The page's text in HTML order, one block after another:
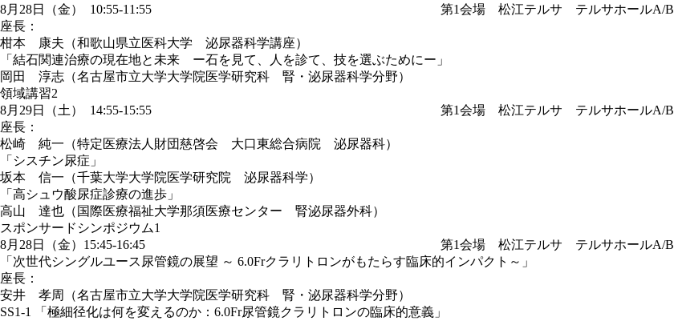
8月28日（金） 10:55-11:55
第1会場 松江テルサ テルサホールA/B
座長：
柑本 康夫（和歌山県立医科大学 泌尿器科学講座）
「結石関連治療の現在地と未来 ー石を見て、人を診て、技を選ぶためにー」
岡田 淳志（名古屋市立大学大学院医学研究科 腎・泌尿器科学分野）
領域講習2
8月29日（土） 14:55-15:55
第1会場 松江テルサ テルサホールA/B
座長：
松崎 純一（特定医療法人財団慈啓会 大口東総合病院 泌尿器科）
「シスチン尿症」
坂本 信一（千葉大学大学院医学研究院 泌尿器科学）
「高シュウ酸尿症診療の進歩」
高山 達也（国際医療福祉大学那須医療センター 腎泌尿器外科）
スポンサードシンポジウム1
8月28日（金）15:45-16:45
第1会場 松江テルサ テルサホールA/B
「次世代シングルユース尿管鏡の展望 ～ 6.0Frクラリトロンがもたらす臨床的インパクト～」
座長：
安井 孝周（名古屋市立大学大学院医学研究科 腎・泌尿器科学分野）
SS1-1 「極細径化は何を変えるのか：6.0Fr尿管鏡クラリトロンの臨床的意義」